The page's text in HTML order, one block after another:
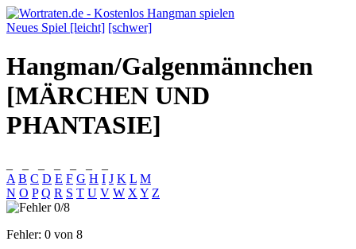
Neues Spiel [leicht] [schwer]
Hangman/Galgenmännchen
[MÄRCHEN UND
PHANTASIE]
A B C D E F G H I J K L M
N O P Q R S T U V W X Y Z
Fehler: 0 von 8